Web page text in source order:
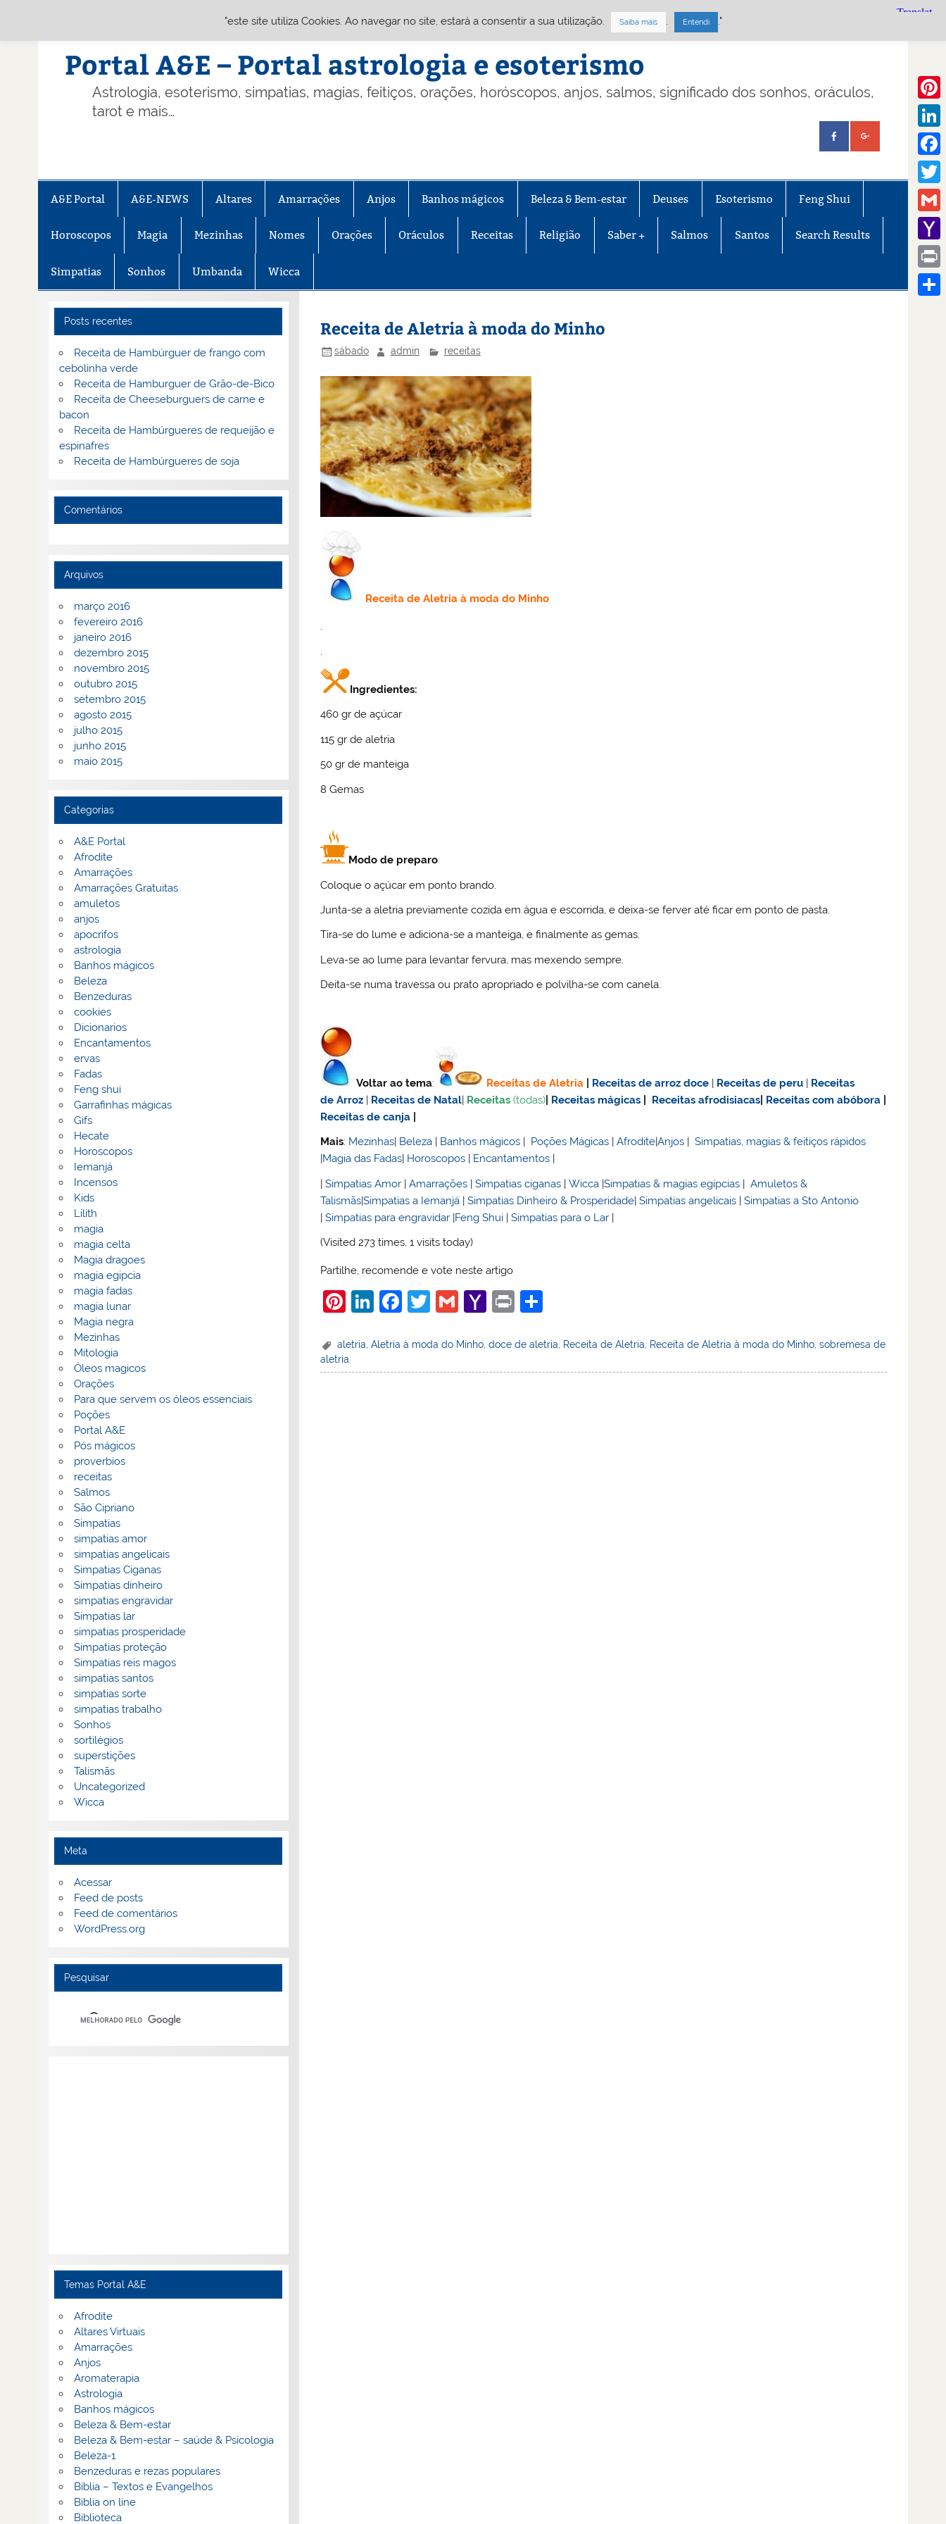
Portal A&E – Portal astrologia e esoterismo
Astrologia, esoterismo, simpatias, magias, feitiços, orações, horóscopos, anjos, salmos, significado dos sonhos, oráculos,
tarot e mais…
A&E Portal A&E-NEWS Altares Amarrações Anjos Banhos mágicos Beleza & Bem-estar Deuses Esoterismo Feng Shui
Horoscopos Magia Mezinhas Nomes Orações Oráculos Receitas Religião Saber + Salmos Santos Search Results
Simpatias Sonhos Umbanda Wicca
Receita de Aletria à moda do Minho
sábado admin receitas
Receita deAletria à moda do Minho
.
Ingredientes:
460 gr de açúcar
115 gr de aletria
50 gr de manteiga
8 Gemas
Modo de preparo
Coloque o açúcar em ponto brando.
Junta-se a aletria previamente cozida em água e escorrida, e deixa-se ferver até ficar em ponto de pasta.
Tira-se do lume e adiciona-se a manteiga, e finalmente as gemas.
Leva-se ao lume para levantar fervura, mas mexendo sempre.
Deita-se numa travessa ou prato apropriado e polvilha-se com canela.
Voltar ao tema: Receitas de Aletria Receitas dearroz doce | Receitas de peru | Receitas
de Arroz | Receitas de Natal| Receitas (todas) Receitas mágicas Receitas afrodisiacas Receitas com abóbora
Receitas de canja
Mais: Mezinhas Beleza Banhos mágicos Poções Mágicas |Afrodite|Anjos |Simpatias, magias & feitiços rápidos
Magia das Fadas Horoscopos Encantamentos
|Simpatias Amor |Amarrações |Simpatias ciganas |Wicca |Simpatias & magias egípcias |Amuletos &
Talismãs|Simpatias a Iemanjá |Simpatias Dinheiro & Prosperidade|Simpatias angelicais |Simpatias a Sto Antonio
|Simpatias para engravidar |Feng Shui |Simpatias para o Lar |
(Visited 273 times, 1 visits today)
Partilhe, recomende e vote neste artigo
Pi
er
e
Li
k
e
F
c
e
T
itt
er
G
ai
l
Y
h
o
Pr
t
ar
e
aletria ,Aletria à moda do Minho ,doce de aletria Receita de Aletria Receita de Aletria à moda do Minho ,sobremesa de
aletria
Posts recentes
Receita de Hambúrguer de frango com
cebolinha verde
Receita de Hamburguer de Grão-de-Bico
Receita de Cheeseburguers de carne e
bacon
Receita de Hambúrgueres de requeijão e
espinafres
Receita de Hambúrgueres de soja
Comentários
Arquivos
março 2016
fevereiro 2016
janeiro 2016
dezembro 2015
novembro 2015
outubro 2015
setembro 2015
agosto 2015
julho 2015
junho 2015
maio 2015
Categorias
A&E Portal
Afrodite
Amarrações
Amarrações Gratuitas
amuletos
anjos
apocrifos
astrologia
Banhos mágicos
Beleza
Benzeduras
cookies
Dicionarios
Encantamentos
ervas
Fadas
Feng shui
Garrafinhas mágicas
Gifs
Hecate
Horoscopos
Iemanjá
Incensos
Kids
Lilith
magia
magia celta
Magia dragoes
magia egipcia
magia fadas
magia lunar
Magia negra
Mezinhas
Mitologia
Óleos magicos
Orações
Para que servem os óleos essenciais
Poções
Portal A&E
Pós mágicos
proverbios
receitas
Salmos
São Cipriano
Simpatias
simpatias amor
simpatias angelicais
Simpatias Ciganas
Simpatias dinheiro
simpatias engravidar
Simpatias lar
simpatias prosperidade
Simpatias proteção
Simpatias reis magos
simpatias santos
simpatias sorte
simpatias trabalho
Sonhos
sortilégios
superstições
Talismãs
Uncategorized
Wicca
Meta
Acessar
Feed de posts
Feed de comentários
WordPress.org
Pesquisar
Temas Portal A&E
Afrodite
Altares Virtuais
Amarrações
Anjos
Aromaterapia
Astrologia
Banhos mágicos
Beleza & Bem-estar
Beleza & Bem-estar – saúde & Psicologia
Beleza-1
Benzeduras e rezas populares
Bíblia – Textos e Evangelhos
Biblia on line
Biblioteca
Gmail
Mail
Print
"este site utiliza Cookies. Ao navegar no site, estará a consentir a sua utilização. Saiba mais . Entendi ."